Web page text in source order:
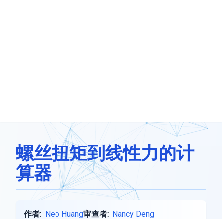
螺丝扭矩到线性力的计
算器
作者: Neo Huang审查者: Nancy Deng